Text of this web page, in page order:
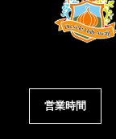
営業時間